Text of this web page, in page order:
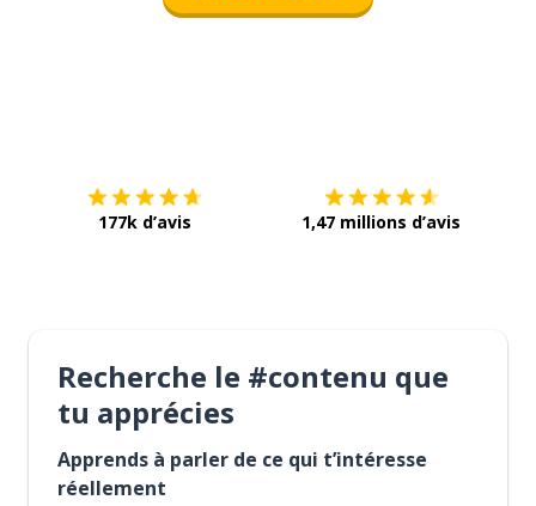
177k d’avis 1,47 millions d’avis
Recherche le #contenu que
tu apprécies
Apprends à parler de ce qui t’intéresse
réellement